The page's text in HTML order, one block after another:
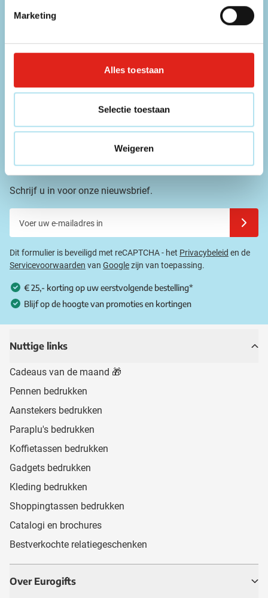
Marketing
Alles toestaan
Selectie toestaan
Weigeren
Direct contact met een medewerker
Bekijk de veelgestelde vragen
Mis geen enkele aanbieding!
Schrijf u in voor onze nieuwsbrief.
Dit formulier is beveiligd met reCAPTCHA - het Privacybeleid en de
Servicevoorwaarden van Googlezijn van toepassing.
€ 25,- korting op uw eerstvolgende bestelling*
Blijf op de hoogte van promoties en kortingen
Nuttige links
Cadeaus van de maand 🎁
Pennen bedrukken
Aanstekers bedrukken
Paraplu's bedrukken
Koffietassen bedrukken
Gadgets bedrukken
Kleding bedrukken
Shoppingtassen bedrukken
Catalogi en brochures
Bestverkochte relatiegeschenken
Over Eurogifts